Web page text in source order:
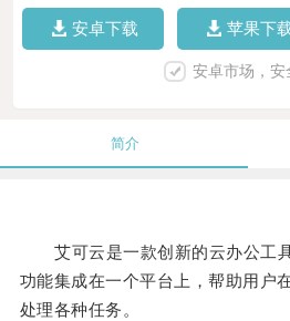
安卓下载 苹果下
安卓市场，安
简介
艾可云是一款创新的云办公工
功能集成在一个平台上，帮助用户
处理各种任务。